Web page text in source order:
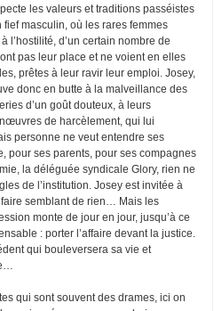
les valeurs et traditions passéistes
masculin, où les rares femmes
l’hostilité, d’un certain nombre de
pas leur place et ne voient en elles
prêtes à leur ravir leur emploi. Josey,
donc en butte à la malveillance des
d’un goût douteux, à leurs
de harcèlement, qui lui
personne ne veut entendre ses
pour ses parents, pour ses compagnes
la déléguée syndicale Glory, rien ne
de l’institution. Josey est invitée à
semblant de rien… Mais les
monte de jour en jour, jusqu’à ce
: porter l’affaire devant la justice.
qui bouleversera sa vie et
qui sont souvent des drames, ici on